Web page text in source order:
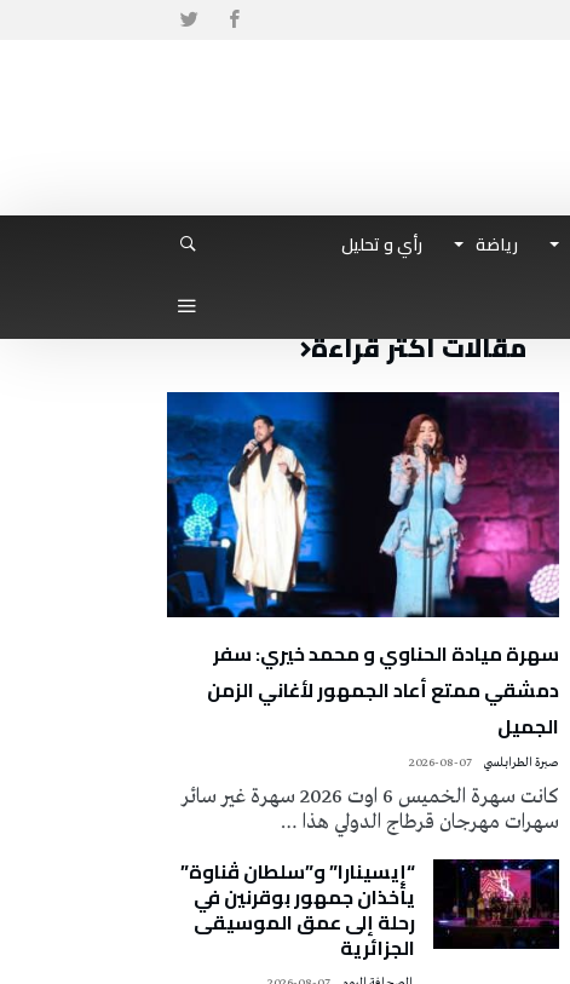
رياضة
رأي و تحليل
مقالات أكثر قراءة
سهرة ميادة الحناوي و محمد خيري: سفر
دمشقي ممتع أعاد الجمهور لأغاني الزمن
الجميل
صبرة الطرابلسي 2026-08-07
كانت سهرة الخميس 6 اوت 2026 سهرة غير سائر
سهرات مهرجان قرطاج الدولي هذا …
“إيسينارا” و”سلطان ڤناوة”
يأخذان جمهور بوقرنين في
رحلة إلى عمق الموسيقى
الجزائرية